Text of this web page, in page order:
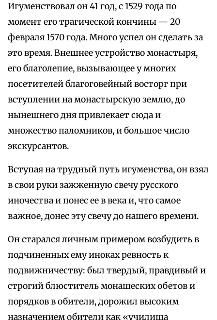
Игуменствовал он 41 год, с 1529 года по
момент его трагической кончины — 20
февраля 1570 года. Много успел он сделать за
это время. Внешнее устройство монастыря,
его благолепие, вызывающее у многих
посетителей благоговейный восторг при
вступлении на монастырскую землю, до
нынешнего дня привлекает сюда и
множество паломников, и большое число
экскурсантов.
Вступая на трудный путь игуменства, он взял
в свои руки зажженную свечу русского
иночества и понес ее в века и, что самое
важное, донес эту свечу до нашего времени.
Он старался личным примером возбудить в
подчиненных ему иноках ревность к
подвижничеству: был твердый, правдивый и
строгий блюститель монашеских обетов и
порядков в обители, дорожил высоким
назначением обители как «училища